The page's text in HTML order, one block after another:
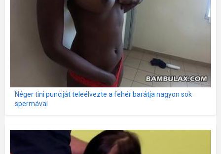
Néger tini punciját teleélvezte a fehér barátja nagyon sok
spermával